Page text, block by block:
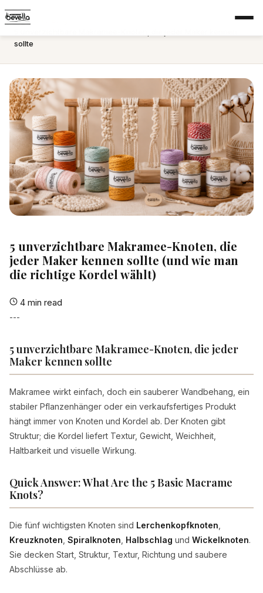
Startseite
sollte
5 unverzichtbare Makramee-Knoten, die
jeder Maker kennen sollte (und wie man
die richtige Kordel wählt)
4 min read
---
5 unverzichtbare Makramee-Knoten, die jeder
Maker kennen sollte
Makramee wirkt einfach, doch ein sauberer Wandbehang, ein
stabiler Pflanzenhänger oder ein verkaufsfertiges Produkt
hängt immer von Knoten und Kordel ab. Der Knoten gibt
Struktur; die Kordel liefert Textur, Gewicht, Weichheit,
Haltbarkeit und visuelle Wirkung.
Quick Answer: What Are the 5 Basic Macrame
Knots?
Die fünf wichtigsten Knoten sind Lerchenkopfknoten
Kreuzknoten Spiralknoten Halbschlag und Wickelknoten.
Sie decken Start, Struktur, Textur, Richtung und saubere
Abschlüsse ab.